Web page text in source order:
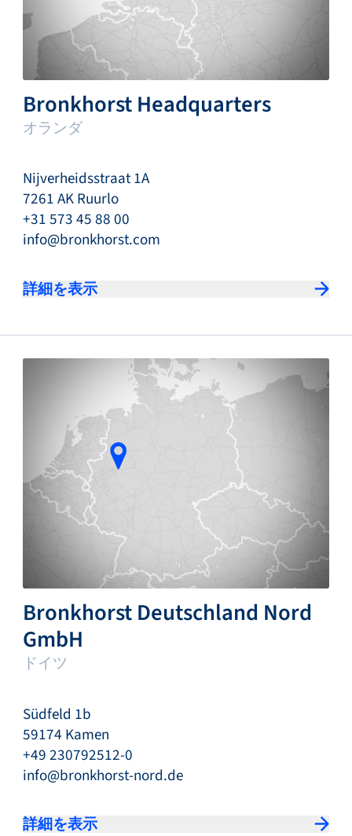
Bronkhorst Headquarters
オランダ
Nijverheidsstraat 1A
7261 AK Ruurlo
+31 573 45 88 00
info@bronkhorst.com
詳細を表示
Bronkhorst Deutschland Nord
GmbH
ドイツ
Südfeld 1b
59174 Kamen
+49 230792512-0
info@bronkhorst-nord.de
詳細を表示